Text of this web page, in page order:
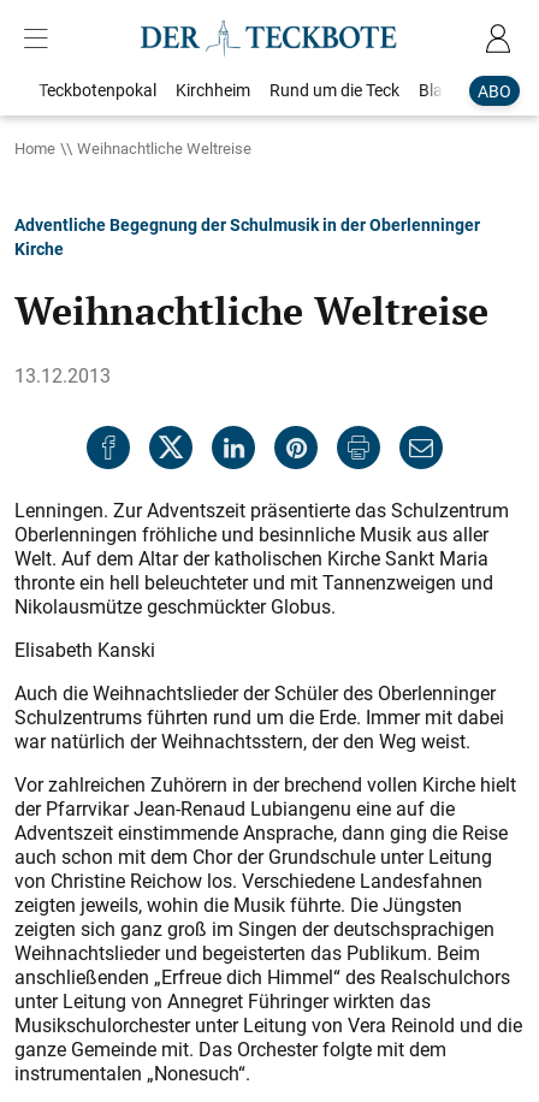
ABO
Teckbotenpokal Kirchheim Rund um die Teck Blaulicht
Home Weihnachtliche Weltreise
Adventliche Begegnung der Schulmusik in der Oberlenninger
Kirche
Weihnachtliche Weltreise
13.12.2013
Lenningen. Zur Adventszeit präsentierte das Schulzentrum
Oberlenningen fröhliche und besinnliche Musik aus aller
Welt. Auf dem Altar der katholischen Kirche Sankt Maria
thronte ein hell beleuchteter und mit Tannenzweigen und
Nikolausmütze geschmückter Globus.
Elisabeth Kanski
Auch die Weihnachtslieder der Schüler des Oberlenninger
Schulzentrums führten rund um die Erde. Immer mit dabei
war natürlich der Weihnachtsstern, der den Weg weist.
Vor zahlreichen Zuhörern in der brechend vollen Kirche hielt
der Pfarrvikar Jean-Renaud Lubiangenu eine auf die
Adventszeit einstimmende Ansprache, dann ging die Reise
auch schon mit dem Chor der Grundschule unter Leitung
von Christine Reichow los. Verschiedene Landesfahnen
zeigten jeweils, wohin die Musik führte. Die Jüngsten
zeigten sich ganz groß im Singen der deutschsprachigen
Weihnachtslieder und begeisterten das Publikum. Beim
anschließenden „Erfreue dich Himmel“ des Realschulchors
unter Leitung von Annegret Führinger wirkten das
Musikschulorchester unter Leitung von Vera Reinold und die
ganze Gemeinde mit. Das Orchester folgte mit dem
instrumentalen „Nonesuch“.